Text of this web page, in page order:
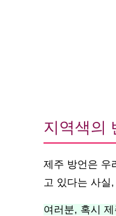
지역색의
제주 방언은 우
고 있다는 사실
여러분, 혹시